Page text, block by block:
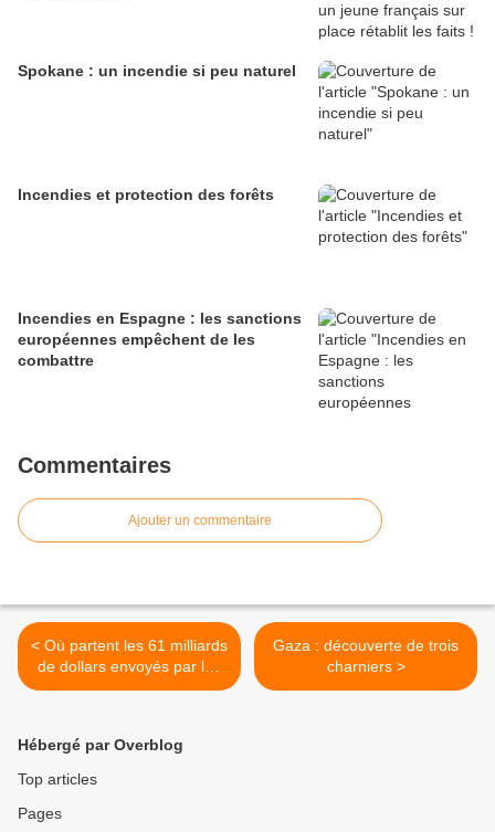
Spokane : un incendie si peu naturel
Incendies et protection des forêts
Incendies en Espagne : les sanctions
européennes empêchent de les
combattre
Commentaires
Ajouter un commentaire
< Où partent les 61 milliards
de dollars envoyés par les
Américains à l'Ukraine ? -
Gaza : découverte de trois
charniers >
Hébergé par Overblog
Top articles
Pages